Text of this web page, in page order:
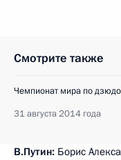
Смотрите также
Чемпионат мира по
31 августа 2014 года
В.Путин: Борис